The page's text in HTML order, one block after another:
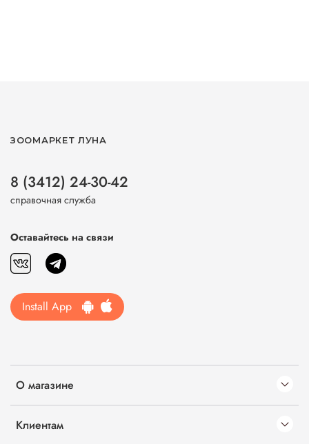
О магазине
Клиентам
ЗООМАРКЕТ ЛУНА
8 (3412) 24-30-42
справочная служба
Оставайтесь на связи
Install App